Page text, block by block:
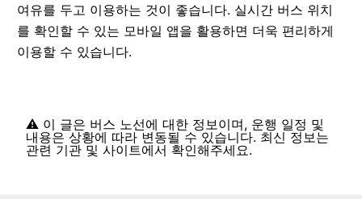
여유를 두고 이용하는 것이 좋습니다. 실시간 버스 위치
를 확인할 수 있는 모바일 앱을 활용하면 더욱 편리하게
이용할 수 있습니다.
⚠️ 이 글은 버스 노선에 대한 정보이며, 운행 일정 및
내용은 상황에 따라 변동될 수 있습니다. 최신 정보는
관련 기관 및 사이트에서 확인해주세요.